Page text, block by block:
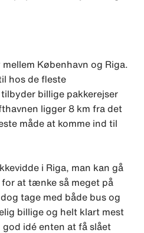
København og Riga.
hos de fleste
billige pakkerejser
ligger 8 km fra det
måde at komme ind til
i Riga, man kan gå
at tænke så meget på
tage med både bus og
billige og helt klart mest
god idé enten at få slået